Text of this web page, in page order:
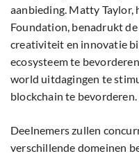
aanbieding. Matty Taylor,
Foundation, benadrukt
creativiteit en innovatie
ecosysteem te
world uitdagingen te
blockchain te bevorderen.
Deelnemers zullen
verschillende domeinen